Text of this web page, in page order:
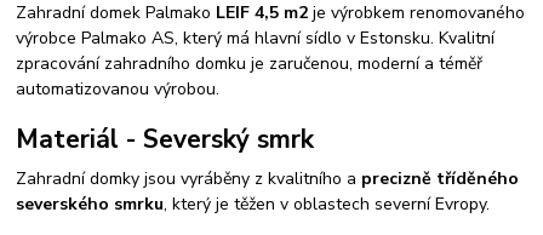
Zahradní domek Palmako LEIF 4,5 m2je výrobkem renomovaného
výrobce Palmako AS, který má hlavní sídlo v Estonsku. Kvalitní
zpracování zahradního domku je zaručenou, moderní a téměř
automatizovanou výrobou.
Materiál - Severský smrk
Zahradní domky jsou vyráběny z kvalitního a precizně tříděného
severského smrku, který je těžen v oblastech severní Evropy.